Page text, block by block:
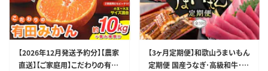
【2026年12月発送予約分】【農家
直送】【ご家庭用】こだわりの有田
【3ヶ月定期便】和歌山うまいもん
定期便 国産うなぎ･高級和牛･本